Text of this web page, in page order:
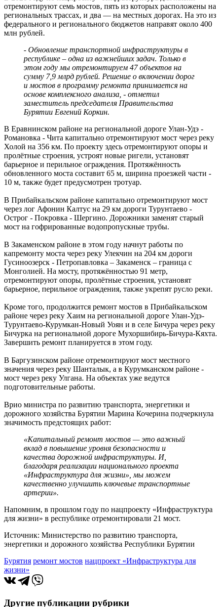
отремонтируют семь мостов, пять из которых расположены на
региональных трассах, и два — на местных дорогах. На это из
федерального и регионального бюджетов направят около 400
млн рублей.
- Обновление транспортной инфраструктуры в
республике – одна из важнейших задач. Только в
этом году мы отремонтируем 47 объектов на
сумму 7,9 млрд рублей. Решение о включении дорог
и мостов в программу ремонта принимается на
основе комплексного анализа, - отметил
заместитель председателя Правительства
Бурятии Евгений Коркин.
В Еравнинском районе на региональной дороге Улан-Удэ -
Романовка - Чита капитально отремонтируют мост через реку
Холой на 356 км. По проекту здесь отремонтируют опоры и
пролётные строения, устроят новые ригели, установят
барьерное и перильное ограждения. Протяжённость
обновленного моста составит 65 м, ширина проезжей части -
10 м, также будет предусмотрен тротуар.
В Прибайкальском районе капитально отремонтируют мост
через лог Афонин Калтус на 29 км дороги Турунтаево -
Острог - Покровка - Шергино. Дорожники заменят старый
мост на гофрированные водопропускные трубы.
В Закаменском районе в этом году начнут работы по
капремонту моста через реку Улекчин на 204 км дороги
Гусиноозерск - Петропавловка – Закаменск – граница с
Монголией. На мосту, протяжённостью 91 метр,
отремонтируют опоры, пролётные строения, установят
барьерное, перильное ограждения, также укрепят русло реки.
Кроме того, продолжится ремонт мостов в Прибайкальском
районе через реку Хаим на региональной дороге Улан-Удэ-
Турунтаево-Курумкан-Новый Уоян и в селе Бичура через реку
Бичурка на региональной дороге Мухоршибирь-Бичура-Кяхта.
Завершить ремонт планируется в этом году.
В Баргузинском районе отремонтируют мост местного
значения через реку Шанталык, а в Курумканском районе -
мост через реку Улгана. На объектах уже ведутся
подготовительные работы.
Врио министра по развитию транспорта, энергетики и
дорожного хозяйства Бурятии Марина Кочерина подчеркнула
значимость предстоящих работ:
«Капитальный ремонт мостов — это важный
вклад в повышение уровня безопасности и
качества дорожной инфраструктуры. И,
благодаря реализации национального проекта
«Инфраструктура для жизни», мы можем
качественно улучшить ключевые транспортные
артерии».
Напомним, в прошлом году по нацпроекту «Инфраструктура
для жизни» в республике отремонтировали 21 мост.
Источник: Министерство по развитию транспорта,
энергетики и дорожного хозяйства Республики Бурятии
Бурятия ремонт мостов нацпроект «Инфраструктура для
жизни»
Другие публикации рубрики